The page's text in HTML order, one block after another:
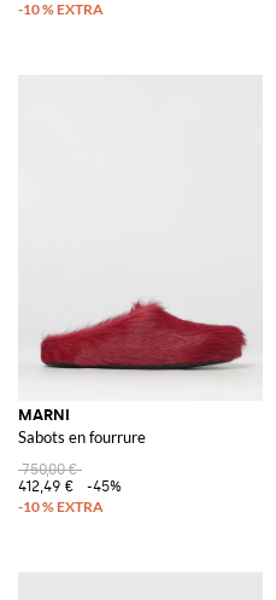
MARNI
Sabots en fourrure
750,00 €
412,49 €
-45%